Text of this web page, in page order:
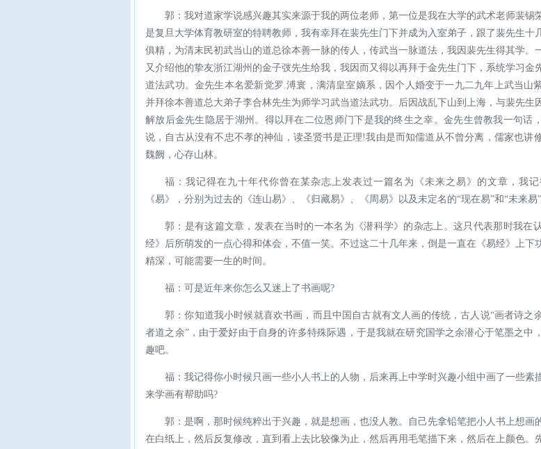
郭：我对道家学说感兴趣其实来源于我的两位老师，第一位是我在大学的武术老师裴锡
是复旦大学体育教研室的特聘教师，我有幸拜在裴先生门下并成为入室弟子，跟了裴先生十
俱精，为清末民初武当山的道总徐本善一脉的传人，传武当一脉道法，我因裴先生得其学。
又介绍他的挚友浙江湖州的金子弢先生给我，我因而又得以再拜于金先生门下，系统学习金
道法武功。金先生本名爱新觉罗.溥寰，满清皇室嫡系，因个人婚变于一九二九年上武当山
并拜徐本善道总大弟子李合林先生为师学习武当道法武功。后因战乱下山到上海，与裴先生
解放后金先生隐居于湖州。得以拜在二位恩师门下是我的终生之幸。金先生曾教我一句话
说，自古从没有不忠不孝的神仙，读圣贤书是正理!我由是而知儒道从不曾分离，儒家也讲
魏阙，心存山林。
福：我记得在九十年代你曾在某杂志上发表过一篇名为《未来之易》的文章，我
《易》，分别为过去的《连山易》、《归藏易》、《周易》以及未定名的“现在易”和“未来易”
郭：是有这篇文章，发表在当时的一本名为《潜科学》的杂志上。这只代表那时我在
经》后所萌发的一点心得和体会，不值一笑。不过这二十几年来，倒是一直在《易经》上下
精深，可能需要一生的时间。
福：可是近年来你怎么又迷上了书画呢?
郭：你知道我小时候就喜欢书画，而且中国自古就有文人画的传统，古人说“画者诗之
者道之余”，由于爱好由于自身的许多特殊际遇，于是我就在研究国学之余潜心于笔墨之中
趣吧。
福：我记得你小时候只画一些小人书上的人物，后来再上中学时兴趣小组中画了一些素
来学画有帮助吗?
郭：是啊，那时候纯粹出于兴趣，就是想画，也没人教。自己先拿铅笔把小人书上想画
在白纸上，然后反复修改，直到看上去比较像为止，然后再用毛笔描下来，然后在上颜色。